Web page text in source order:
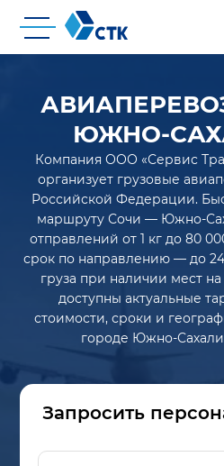
ЮЖНО-
Компания ООО «Сервис
организует грузовые
Российской Федерации.
маршруту Сочи — Южно-
отправлений от 1 кг до 80
срок по направлению — до
груза при наличии мест
доступны актуальные
стоимости, сроки и
городе Южно-
Запросить